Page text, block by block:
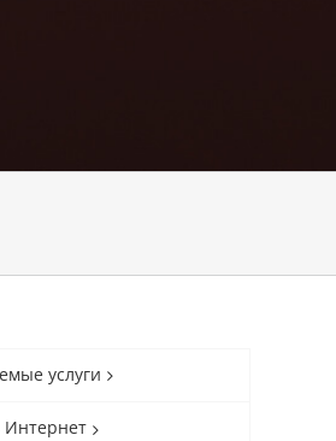
услуги
Интернет